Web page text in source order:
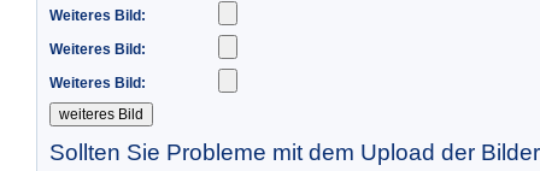
Weiteres Bild:
Weiteres Bild:
Weiteres Bild:
Sollten Sie Probleme mit dem Upload der